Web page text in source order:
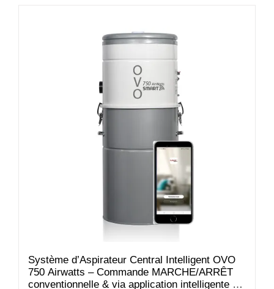
Système d’Aspirateur Central Intelligent OVO
750 Airwatts – Commande MARCHE/ARRÊT
conventionnelle & via application intelligente –